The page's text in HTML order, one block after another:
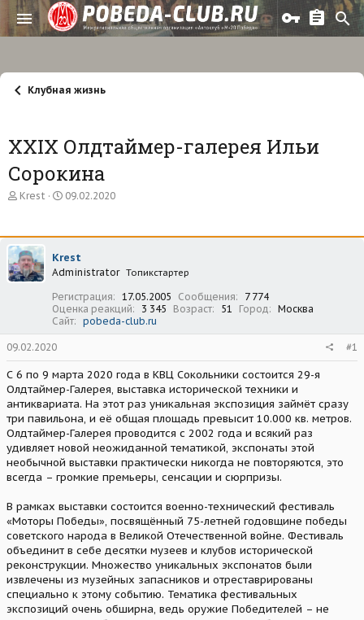
Клубная жизнь
XXIX Олдтаймер-галерея Ильи
Сорокина
А
о
р
т
е
Krest
Д
а
а
ч
л
а
09.02.2020
Krest
Administrator Топикстартер
Регистрация 17.05.2005 Сообщения
7 774
Оценка реакций
3 345 Возраст 51 Город
Москва
Сайт
pobeda-club.ru
09.02.2020 #1
С 6 по 9 марта 2020 года в КВЦ Сокольники состоится 29-я
Олдтаймер-Галерея, выставка исторической техники и
антиквариата. На этот раз уникальная экспозиция займёт сразу
три павильона, и её общая площадь превысит 10.000 кв. метров.
Олдтаймер-Галерея проводится с 2002 года и всякий раз
удивляет новой неожиданной тематикой, экспонаты этой
необычной выставки практически никогда не повторяются, это
всегда – громкие премьеры, сенсации и сюрпризы.
В рамках выставки состоится военно-технический фестиваль
«Моторы Победы», посвящённый 75-летней годовщине победы
советского народа в Великой Отечественной войне. Фестиваль
объединит в себе десятки музеев и клубов исторической
реконструкции. Множество уникальных экспонатов были
извлечены из музейных запасников и отреставрированы
специально к этому событию. Тематика фестивальных
экспозиций очень обширна, ведь оружие Победителей – не